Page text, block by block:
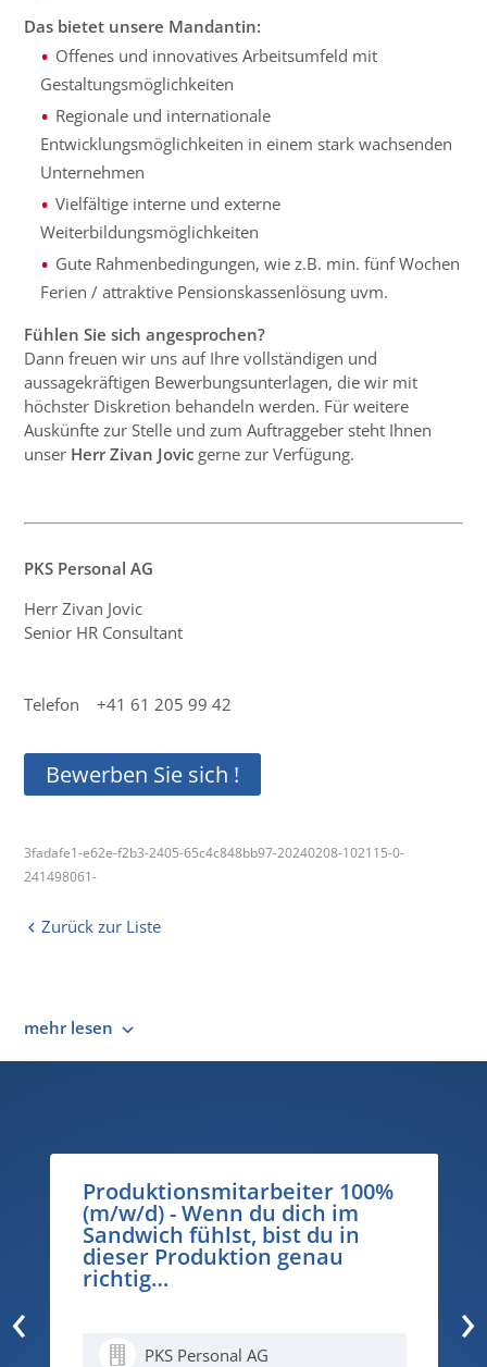
Das bietet unsere Mandantin:
Offenes und innovatives Arbeitsumfeld mit
Gestaltungsmöglichkeiten
Regionale und internationale
Entwicklungsmöglichkeiten in einem stark wachsenden
Unternehmen
Vielfältige interne und externe
Weiterbildungsmöglichkeiten
Gute Rahmenbedingungen, wie z.B. min. fünf Wochen
Ferien / attraktive Pensionskassenlösung uvm.
Fühlen Sie sich angesprochen?
Dann freuen wir uns auf Ihre vollständigen und
aussagekräftigen Bewerbungsunterlagen, die wir mit
höchster Diskretion behandeln werden. Für weitere
Auskünfte zur Stelle und zum Auftraggeber steht Ihnen
unser Herr Zivan Jovic gerne zur Verfügung.
PKS Personal AG
Herr Zivan Jovic
Senior HR Consultant
Telefon +41 61 205 99 42
Bewerben Sie sich !
3fadafe1-e62e-f2b3-2405-65c4c848bb97-20240208-102115-0-
241498061-
Zurück zur Liste
mehr lesen
Produktionsmitarbeiter 100%
(m/w/d) - Wenn du dich im
Sandwich fühlst, bist du in
dieser Produktion genau
richtig…
PKS Personal AG
‹ ›